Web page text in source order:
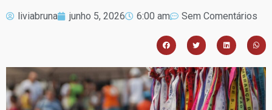
liviabruna junho 5, 2026 6:00 am Sem Comentários